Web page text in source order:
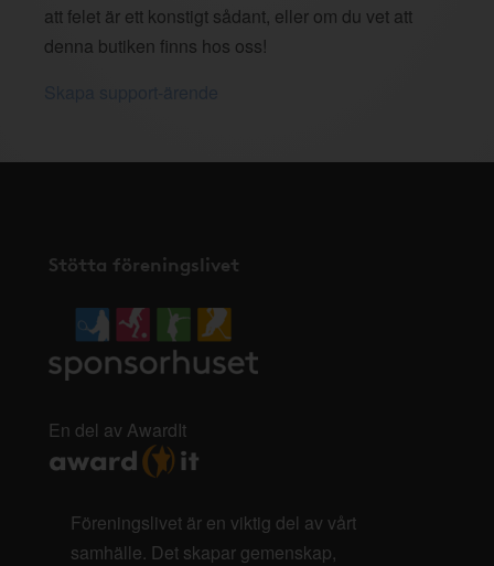
att felet är ett konstigt sådant, eller om du vet att
denna butiken finns hos oss!
Stötta föreningslivet
En del av AwardIt
Föreningslivet är en viktig del av vårt
samhälle. Det skapar gemenskap,